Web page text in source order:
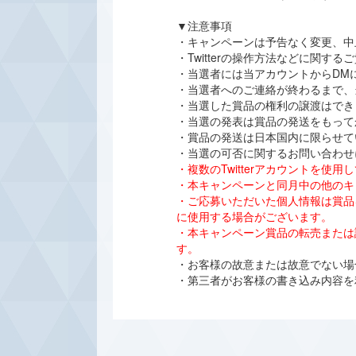
▼注意事項
・キャンペーンは予告なく変更、
・Twitterの操作方法などに関する
・当選者には当アカウントから
・当選者へのご連絡が終わるまで
・当選した賞品の権利の譲渡はで
・当選の発表は賞品の発送をもっ
・賞品の発送は日本国内に限らせ
・当選の可否に関するお問い合わ
・複数のTwitterアカウントを使用
・本キャンペーンと同月中の他の
・ご応募いただいた個人情報は賞
に使用する場合がございます。
・本キャンペーン賞品の転売また
す。
・お客様の故意または故意でない
・第三者がお客様の書き込み内容